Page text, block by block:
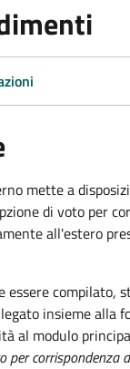
mette a
di voto per
all'estero
essere compilato,
insieme alla
al modulo
per corrispondenza